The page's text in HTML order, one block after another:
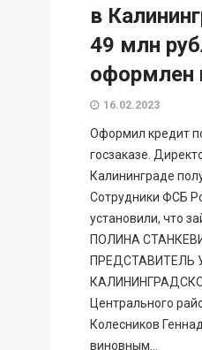
в
49 млн
оформлен
16.02.2023
Оформил кредит
госзаказе.
Калининграде
Сотрудники ФСБ
установили, что
ПОЛИНА
ПРЕДСТАВИТЕЛЬ
Центрального
Колесников
виновным...